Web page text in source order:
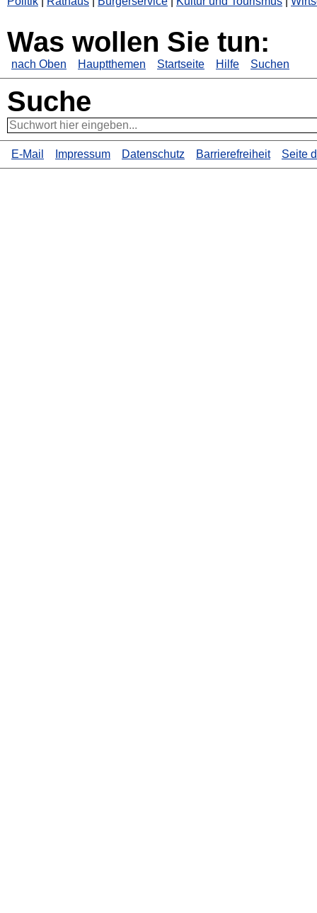
Was wollen Sie tun:
nach Oben Hauptthemen Startseite Hilfe Suchen
Suche
E-Mail Impressum Datenschutz Barrierefreiheit Seite